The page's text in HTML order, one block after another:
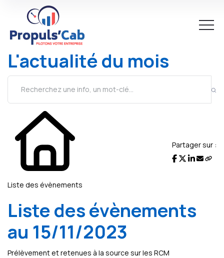
L'actualité du mois
Liste des évènements
Partager sur :
Liste des évènements
au 15/11/2023
Prélèvement et retenues à la source sur les RCM